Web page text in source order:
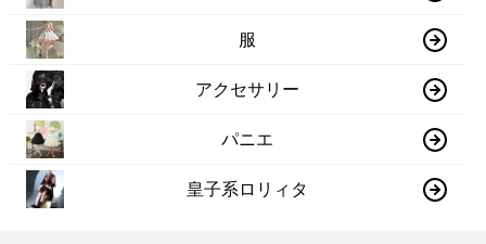
服
アクセサリー
パニエ
皇子系ロリィタ